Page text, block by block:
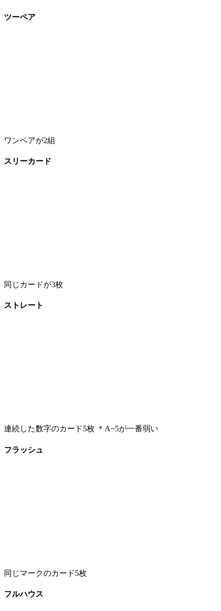
ツーペア
ワンペアが2組
スリーカード
同じカードが3枚
ストレート
連続した数字のカード5枚 ＊A~5が一番弱い
フラッシュ
同じマークのカード5枚
フルハウス